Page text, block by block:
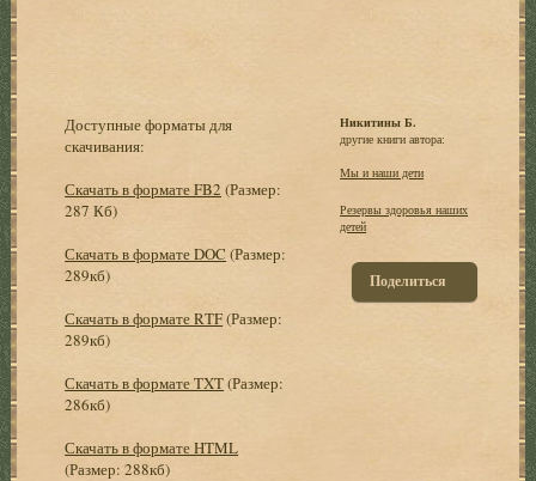
Доступные форматы для
скачивания:
Скачать в формате FB2 (Размер:
287 Кб)
Скачать в формате DOC (Размер:
289кб)
Скачать в формате RTF(Размер:
289кб)
Скачать в формате TXT(Размер:
286кб)
Скачать в формате HTML
(Размер: 288кб)
Никитины Б.
другие книги автора:
Мы и наши дети
Резервы здоровья наших
детей
Поделиться